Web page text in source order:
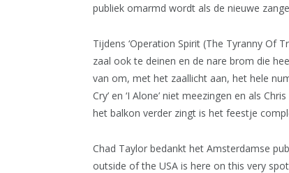
publiek omarmd wordt als de nieuwe
Tijdens ‘Operation Spirit (The Tyranny Of
zaal ook te deinen en de nare brom die
van om, met het zaallicht aan, het hele
Cry’ en ‘I Alone’ niet meezingen en als
het balkon verder zingt is het feestje
Chad Taylor bedankt het Amsterdamse
outside of the USA is here on this very